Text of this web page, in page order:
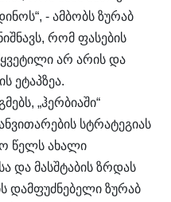
- ამბობს ზურაბ
რომ ფასების
არ არის და
ეტაპზეა.
„ჰერბიაში“
სტრატეგიას
წელს ახალი
და მასშტაბის ზრდას
დამფუძნებელი ზურაბ